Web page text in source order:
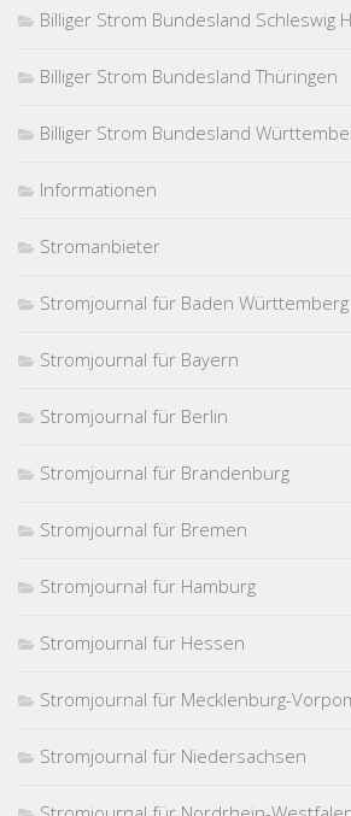
Billiger Strom Bundesland Schleswig
Billiger Strom Bundesland Thüringen
Billiger Strom Bundesland
Informationen
Stromanbieter
Stromjournal für Baden Württemberg
Stromjournal für Bayern
Stromjournal für Berlin
Stromjournal für Brandenburg
Stromjournal für Bremen
Stromjournal für Hamburg
Stromjournal für Hessen
Stromjournal für Mecklenburg-
Stromjournal für Niedersachsen